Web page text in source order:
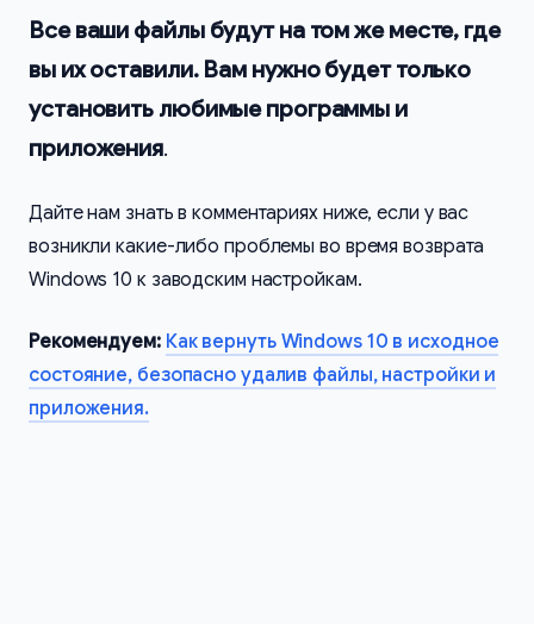
Все ваши файлы будут на том же месте, где
вы их оставили. Вам нужно будет только
установить любимые программы и
приложения.
Дайте нам знать в комментариях ниже, если у вас
возникли какие-либо проблемы во время возврата
Windows 10 к заводским настройкам.
Рекомендуем: Как вернуть Windows 10 в исходное
состояние, безопасно удалив файлы, настройки и
приложения.